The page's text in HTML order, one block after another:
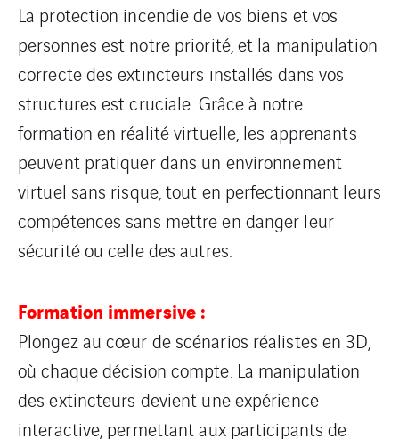
La protection incendie de vos biens et vos
personnes est notre priorité, et la manipulation
correcte des extincteurs installés dans vos
structures est cruciale. Grâce à notre
formation en réalité virtuelle, les apprenants
peuvent pratiquer dans un environnement
virtuel sans risque, tout en perfectionnant leurs
compétences sans mettre en danger leur
sécurité ou celle des autres.
Formation immersive :
Plongez au cœur de scénarios réalistes en 3D,
où chaque décision compte. La manipulation
des extincteurs devient une expérience
interactive, permettant aux participants de